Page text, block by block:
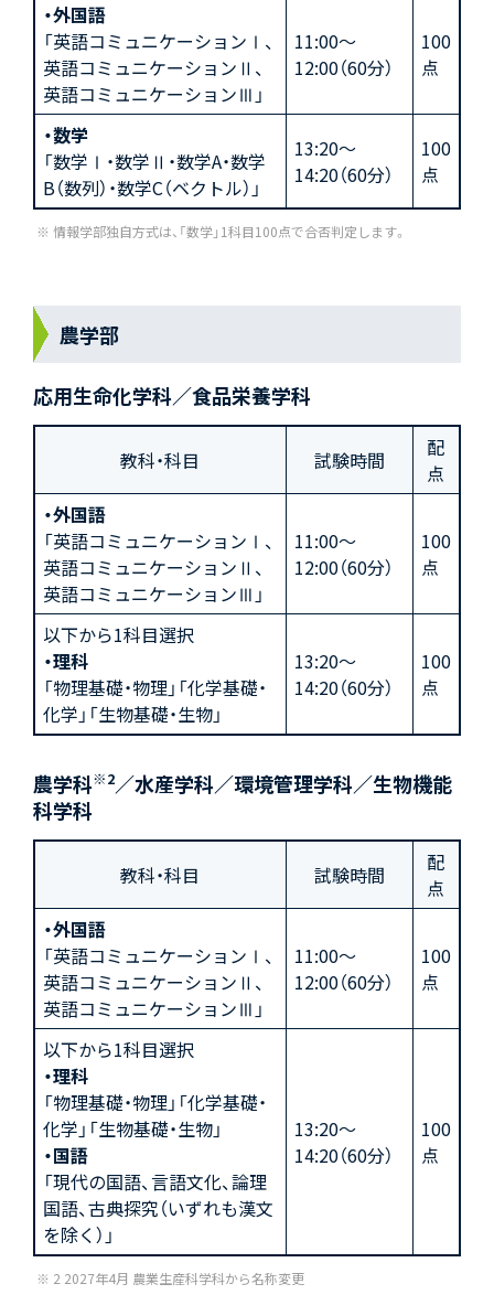
・外国語
「英語コミュニケーションⅠ、
英語コミュニケーションⅡ、
英語コミュニケーションⅢ」
11:00～
12:00（60分）
100
点
・数学
「数学Ⅰ・数学Ⅱ・数学A・数学
B（数列）・数学C（ベクトル）」
13:20～
14:20（60分）
100
点
情報学部独自方式は、「数学」1科目100点で合否判定します。
農学部
応用生命化学科／食品栄養学科
教科・科目 試験時間
配
点
・外国語
「英語コミュニケーションⅠ、
英語コミュニケーションⅡ、
英語コミュニケーションⅢ」
11:00～
12:00（60分）
100
点
以下から1科目選択
・理科
「物理基礎・物理」「化学基礎・
化学」「生物基礎・生物」
13:20～
14:20（60分）
100
点
農学科※2／水産学科／環境管理学科／生物機能
科学科
教科・科目 試験時間
配
点
・外国語
「英語コミュニケーションⅠ、
英語コミュニケーションⅡ、
英語コミュニケーションⅢ」
11:00～
12:00（60分）
100
点
以下から1科目選択
・理科
「物理基礎・物理」「化学基礎・
化学」「生物基礎・生物」
・国語
「現代の国語、言語文化、論理
国語、古典探究（いずれも漢文
を除く）」
13:20～
14:20（60分）
100
点
2 2027年4月 農業生産科学科から名称変更